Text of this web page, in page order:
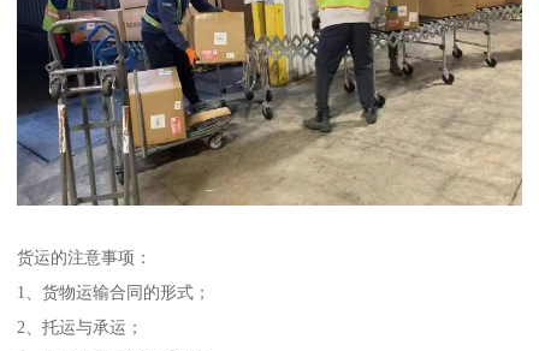
货运的注意事项：
1、货物运输合同的形式；
2、托运与承运；